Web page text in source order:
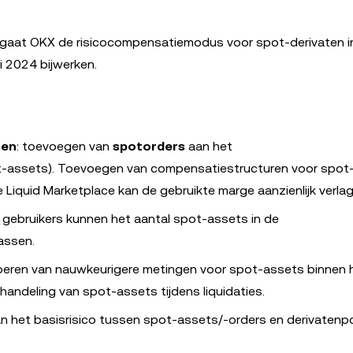
OKX de risicocompensatiemodus voor spot-derivaten
2024 bijwerken.
: toevoegen van spotorders aan het
Toevoegen van compensatiestructuren voor
Marketplace kan de gebruikte marge aanzienlijk
gebruikers kunnen het aantal spot-assets in de
van nauwkeurigere metingen voor spot-assets binnen
van spot-assets tijdens liquidaties.
het basisrisico tussen spot-assets/-orders en